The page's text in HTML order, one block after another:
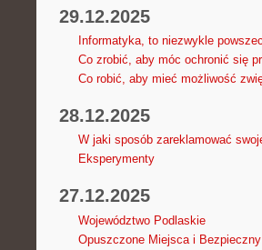
29.12.2025
Informatyka, to niezwykle
Co zrobić, aby móc ochronić się
Co robić, aby mieć możliwość
28.12.2025
W jaki sposób zareklamować
Eksperymenty
27.12.2025
Województwo Podlaskie
Opuszczone Miejsca i